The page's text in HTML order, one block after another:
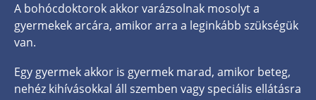
A bohócdoktorok akkor varázsolnak mosolyt a
gyermekek arcára, amikor arra a leginkább szükségük
van.
Egy gyermek akkor is gyermek marad, amikor beteg,
nehéz kihívásokkal áll szemben vagy speciális ellátásra